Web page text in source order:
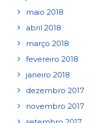
maio 2018
abril 2018
março 2018
fevereiro 2018
janeiro 2018
dezembro 2017
novembro 2017